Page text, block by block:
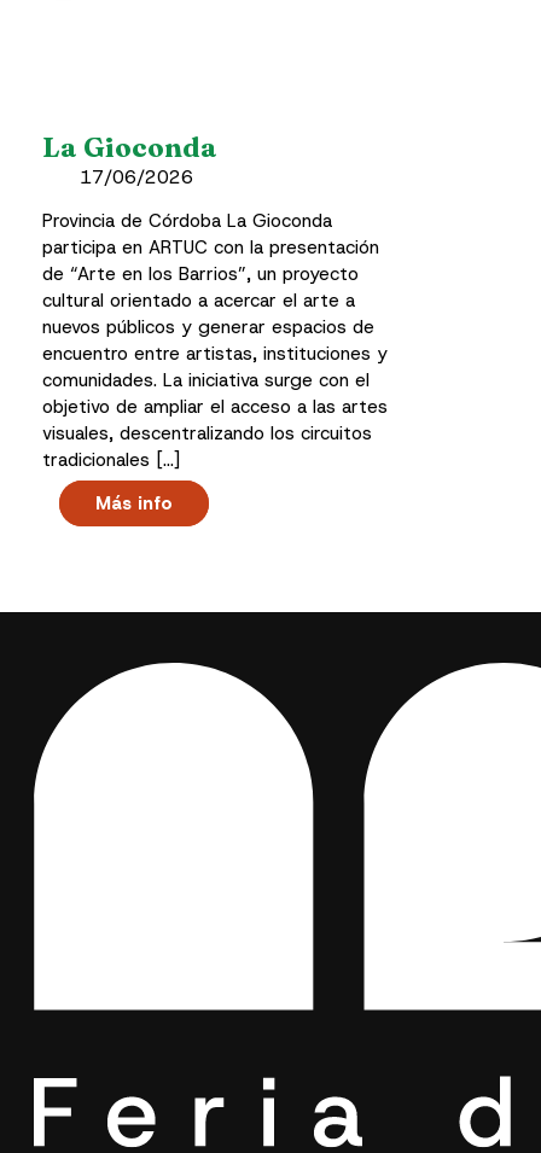
La Gioconda
17/06/2026
Provincia de Córdoba La Gioconda
participa en ARTUC con la presentación
de “Arte en los Barrios”, un proyecto
cultural orientado a acercar el arte a
nuevos públicos y generar espacios de
encuentro entre artistas, instituciones y
comunidades. La iniciativa surge con el
objetivo de ampliar el acceso a las artes
visuales, descentralizando los circuitos
tradicionales […]
Más info